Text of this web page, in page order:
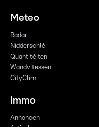
Meteo
Radar
Nidderschléi
Quantitéiten
Wandvitessen
CityClim
Immo
Annoncen